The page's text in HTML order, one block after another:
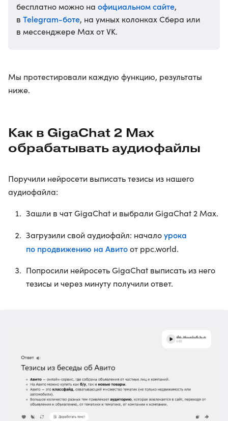
бесплатно можно на официальном сайте,
в Telegram-боте, на умных колонках Сбера или
в мессенджере Max от VK.
Мы протестировали каждую функцию, результаты
ниже.
Как в GigaChat 2 Max
обрабатывать аудиофайлы
Поручили нейросети выписать тезисы из нашего
аудиофайла:
Зашли в чат GigaChat и выбрали GigaChat 2 Max.
Загрузили свой аудиофайл: началоурока
по продвижению на Авитоот ppc.world.
Попросили нейросеть GigaChat выписать из него
тезисы и через минуту получили ответ.